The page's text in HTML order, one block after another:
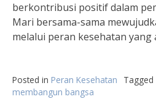
berkontribusi positif dalam
Mari bersama-sama
melalui peran kesehatan yang
Posted in Peran Kesehatan Tagged
membangun bangsa